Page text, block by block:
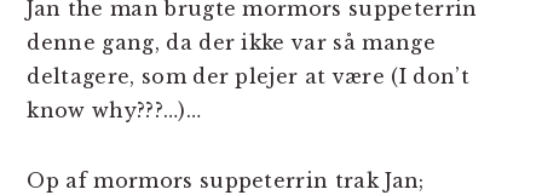
Jan the man brugte mormors suppeterrin
denne gang, da der ikke var så mange
deltagere, som der plejer at være (I don’t
know why???…)…
Op af mormors suppeterrin trak Jan;